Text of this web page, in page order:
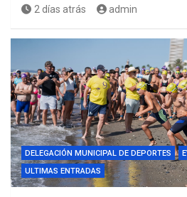
2 días atrás admin
DELEGACIÓN MUNICIPAL DE DEPORTES
ULTIMAS ENTRADAS